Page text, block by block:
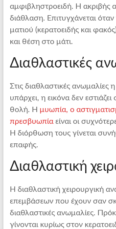
αμφιβληστροειδή. Η ακριβής
διάθλαση. Επιτυγχάνεται όταν
ματιού (κερατοειδής και
και θέση στο μάτι.
Διαθλαστικές
Στις διαθλαστικές ανωμαλίες
υπάρχει, η εικόνα δεν
θολή. Η μυωπία, ο
πρεσβυωπίαείναι οι
Η διόρθωση τους γίνεται
επαφής.
Διαθλαστική
Η διαθλαστική χειρουργική
επεμβάσεων που έχουν σαν
διαθλαστικές ανωμαλίες.
γίνονται κυρίως στον